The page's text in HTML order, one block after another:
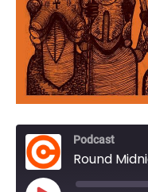
Podcast
Round